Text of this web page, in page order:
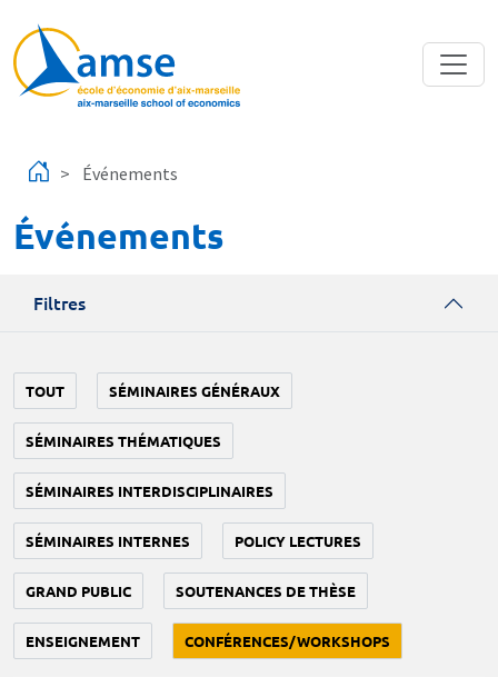
Événements
Événements
Filtres
TOUT SÉMINAIRES GÉNÉRAUX
SÉMINAIRES THÉMATIQUES
SÉMINAIRES INTERDISCIPLINAIRES
SÉMINAIRES INTERNES POLICY LECTURES
GRAND PUBLIC SOUTENANCES DE THÈSE
ENSEIGNEMENT CONFÉRENCES/WORKSHOPS